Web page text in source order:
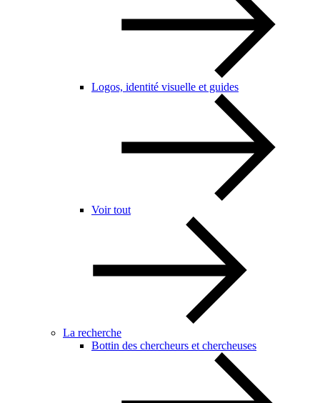
Logos, identité visuelle et guides
Voir tout
La recherche
Bottin des chercheurs et chercheuses